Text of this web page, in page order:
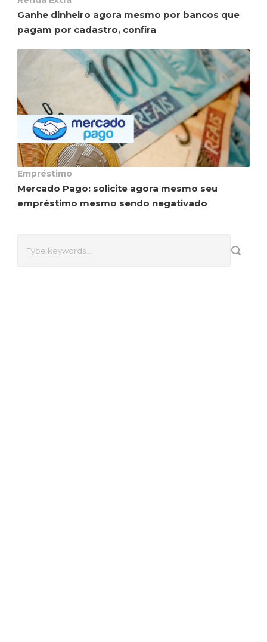
Ganhe dinheiro agora mesmo por bancos que
pagam por cadastro, confira
Empréstimo
Mercado Pago: solicite agora mesmo seu
empréstimo mesmo sendo negativado